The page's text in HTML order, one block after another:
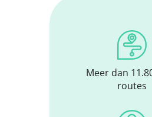
Meer dan
routes